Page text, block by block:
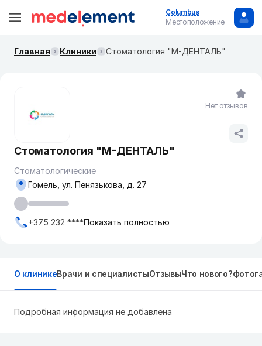
Columbus
Местоположение
Главная Клиники Стоматология "М-ДЕНТАЛЬ"
Стоматология "М-ДЕНТАЛЬ"
Стоматологические
Гомель, ул. Пенязькова, д. 27
+375 232 ****Показать полностью
Нет отзывов
О клиникеВрачи и специалистыОтзывыЧто нового?
Подробная информация не добавлена